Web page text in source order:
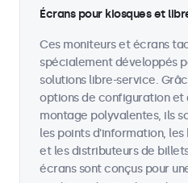
Écrans pour kiosques et
Ces moniteurs et écrans
spécialement développés
solutions libre-service.
options de configuration et
montage polyvalentes, ils
les points d'information,
et les distributeurs de
écrans sont conçus pour